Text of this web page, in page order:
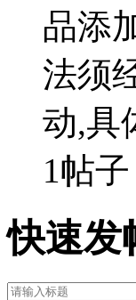
品添
法须
动,具
1帖子
快速发